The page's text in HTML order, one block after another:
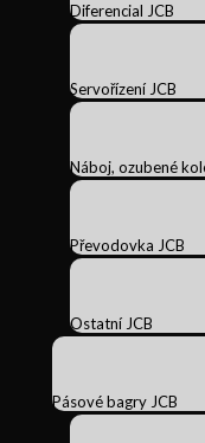
Diferencial JCB
Servořízení JCB
Náboj, ozubené
Převodovka JCB
Ostatní JCB
Pásové bagry JCB